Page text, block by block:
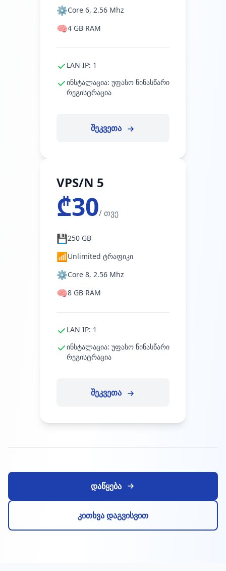
⚙️Core 6, 2.56 Mhz
🧠4 GB RAM
LAN IP: 1
ინსტალაცია: უფასო წინასწარი
რეგისტრაცია
შეკვეთა
VPS/N 5
₾30/ თვე
💾250 GB
📶Unlimited ტრაფიკი
⚙️Core 8, 2.56 Mhz
🧠8 GB RAM
LAN IP: 1
ინსტალაცია: უფასო წინასწარი
რეგისტრაცია
შეკვეთა
დაწყება
კითხვა დაგვისვით